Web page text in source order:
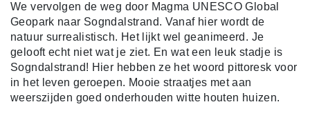
We vervolgen de weg door Magma UNESCO Global
Geopark naar Sogndalstrand. Vanaf hier wordt de
natuur surrealistisch. Het lijkt wel geanimeerd. Je
gelooft echt niet wat je ziet. En wat een leuk stadje is
Sogndalstrand! Hier hebben ze het woord pittoresk voor
in het leven geroepen. Mooie straatjes met aan
weerszijden goed onderhouden witte houten huizen.